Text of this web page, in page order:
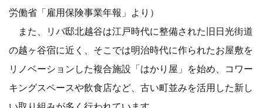
労働省「雇用保険事業年報」より）
また、リバ邸北越谷は江戸時代に整備された旧日光街道
の越ヶ谷宿に近く、そこでは明治時代に作られたお屋敷を
リノベーションした複合施設「はかり屋」を始め、コワー
キングスペースや飲食店など、古い町並みを活用した新し